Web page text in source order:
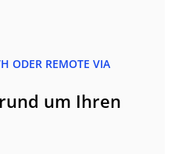
ODER REMOTE VIA
um Ihren